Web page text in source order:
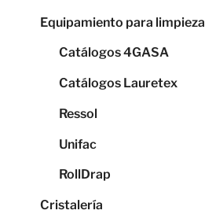
Equipamiento para limpieza
Catálogos 4GASA
Catálogos Lauretex
Ressol
Unifac
RollDrap
Cristalería